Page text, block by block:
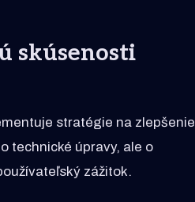
skúsenosti
stratégie na zlepšenie
technické úpravy, ale o
zážitok.